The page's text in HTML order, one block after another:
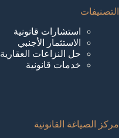
التصنيفات
استشارات قانونية
الاستثمار الأجنبي
حل النزاعات العقارية
خدمات قانونية
مركز الصياغة القانونية